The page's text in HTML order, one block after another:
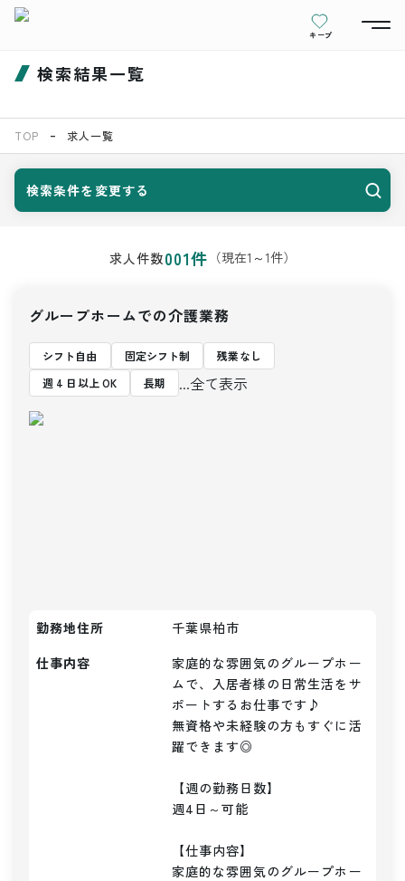
キープ
検索結果一覧
TOP 求人一覧
検索条件を変更する
求人件数001件 （現在1 ～1件）
グループホームでの介護業務
シフト自由 固定シフト制
残業なし
週 4 日以上 OK
長期 ...全て表示
勤務地住所
千葉県柏市
仕事内容
家庭的な雰囲気のグループホー
ムで、入居者様の日常生活をサ
ポートするお仕事です♪
無資格や未経験の方もすぐに活
躍できます◎
【週の勤務日数】
週4日～可能
【仕事内容】
家庭的な雰囲気のグループホー